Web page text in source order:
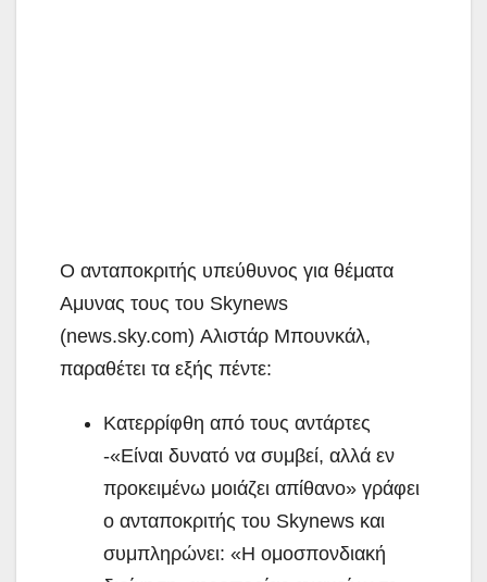
Ο ανταποκριτής υπεύθυνος για θέματα
Αμυνας τους του Skynews
(news.sky.com) Αλιστάρ Μπουνκάλ,
παραθέτει τα εξής πέντε:
Κατερρίφθη από τους αντάρτες
-«Είναι δυνατό να συμβεί, αλλά εν
προκειμένω μοιάζει απίθανο» γράφει
ο ανταποκριτής του Skynews και
συμπληρώνει: «Η ομοσπονδιακή